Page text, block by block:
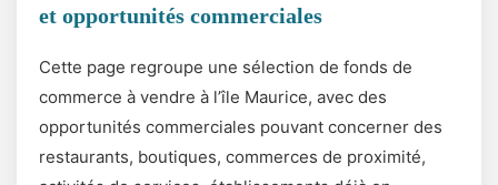
et opportunités commerciales
Cette page regroupe une sélection de fonds de
commerce à vendre à l’île Maurice, avec des
opportunités commerciales pouvant concerner des
restaurants, boutiques, commerces de proximité,